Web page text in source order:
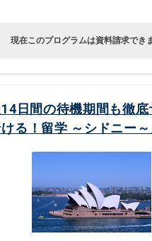
現在このプログラムは資料請求でき
日間の待機期間も徹底
ける！留学 ～シドニー～